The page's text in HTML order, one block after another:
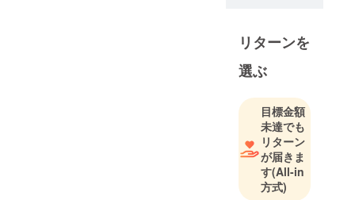
レルで表現
するプロ
ジェクト。
リターンを
選ぶ
目標金額
未達でも
リターン
が届きま
す(All-in
方式)